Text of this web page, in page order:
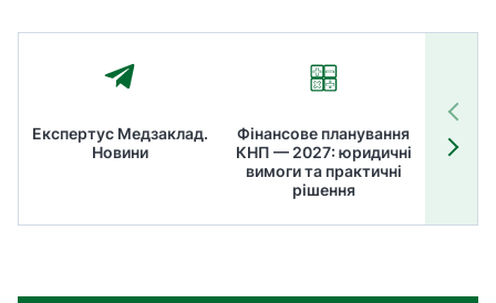
Експертус Медзаклад.
Новини
Фінансове планування
КНП — 2027: юридичні
вимоги та практичні
рішення